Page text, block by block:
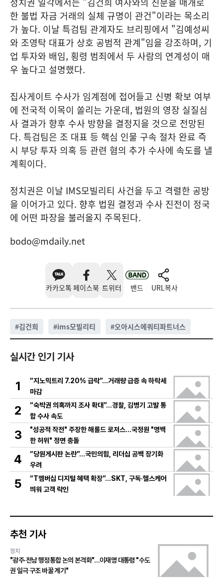
한 불법 자금 거래의 실체 규명이 관건"이라는 목소리
가 높다. 이날 특검팀 관계자도 브리핑에서 "김예성씨
와 조영탁 대표가 상호 공범적 관계"임을 강조하며, 기
업 투자와 배임, 횡령 범죄에서 두 사람의 연계성이 매
우 높다고 설명했다.
집사게이트 수사가 임계점에 접어들고 신병 확보 여부
에 전국적 이목이 쏠리는 가운데, 법원의 영장 실질심
사 결과가 향후 수사 방향을 결정지을 것으로 전망된
다. 특검팀은 조 대표 등 핵심 인물 구속 절차 완료 즉
시 부당 투자 의혹 등 관련 혐의 추가 수사에 속도를 낼
계획이다.
정치권은 이날 IMS모빌리티 사건을 두고 격렬한 공방
을 이어가고 있다. 향후 법원 결정과 수사 진전이 정국
에 어떤 파장을 불러올지 주목된다.
bodo@mdaily.net
카카오톡 페이스북 트위터 밴드 URL복사
#김건희 #ims모빌리티 #오아시스에쿼티파트너스
실시간 인기 기사
1
“지노믹트리 7.20% 급락”…거래량 급증 속 하락세
마감
2
“숙박권 의혹까지 조사 확대”…경찰, 김병기 고발 통
합 수사 속도
3
"성공적 작전" 주장한 해롤드 로저스…국정원 "명백
한 허위" 정면 충돌
4
“당원게시판 논란”…국민의힘, 리더십 공백 장기화
우려
5
“T멤버십 디지털 혜택 확장”…SKT, 구독·헬스케어
띄워 고객 락인
추천 기사
정치
"광주·전남 행정통합 논의 본격화"…이재명 대통령 "수도
권 일극 구조 바꿀 계기"